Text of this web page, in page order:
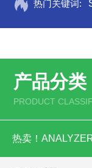
热门关键词:
产品分类
PRODUCT
热卖！